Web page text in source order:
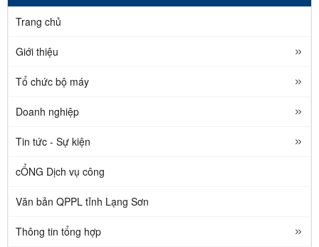
Trang chủ
Giới thiệu
Tổ chức bộ máy
Doanh nghiệp
Tin tức - Sự kiện
cỔNG Dịch vụ công
Văn bản QPPL tỉnh Lạng Sơn
Thông tin tổng hợp